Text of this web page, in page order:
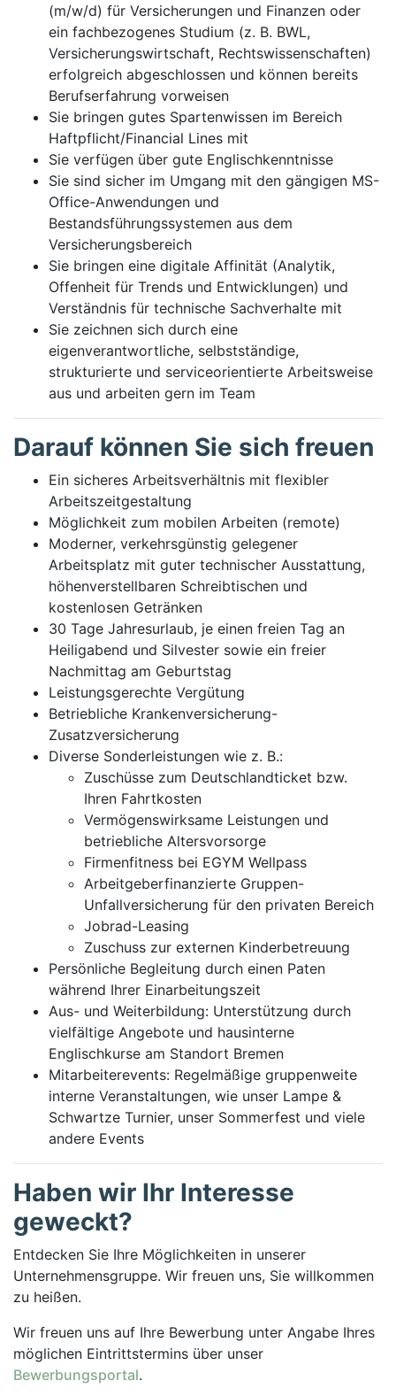
(m/w/d) für Versicherungen und Finanzen oder
ein fachbezogenes Studium (z. B. BWL,
Versicherungswirtschaft, Rechtswissenschaften)
erfolgreich abgeschlossen und können bereits
Berufserfahrung vorweisen
Sie bringen gutes Spartenwissen im Bereich
Haftpflicht/Financial Lines mit
Sie verfügen über gute Englischkenntnisse
Sie sind sicher im Umgang mit den gängigen MS-
Office-Anwendungen und
Bestandsführungssystemen aus dem
Versicherungsbereich
Sie bringen eine digitale Affinität (Analytik,
Offenheit für Trends und Entwicklungen) und
Verständnis für technische Sachverhalte mit
Sie zeichnen sich durch eine
eigenverantwortliche, selbstständige,
strukturierte und serviceorientierte Arbeitsweise
aus und arbeiten gern im Team
Darauf können Sie sich freuen
Ein sicheres Arbeitsverhältnis mit flexibler
Arbeitszeitgestaltung
Möglichkeit zum mobilen Arbeiten (remote)
Moderner, verkehrsgünstig gelegener
Arbeitsplatz mit guter technischer Ausstattung,
höhenverstellbaren Schreibtischen und
kostenlosen Getränken
30 Tage Jahresurlaub, je einen freien Tag an
Heiligabend und Silvester sowie ein freier
Nachmittag am Geburtstag
Leistungsgerechte Vergütung
Betriebliche Krankenversicherung-
Zusatzversicherung
Diverse Sonderleistungen wie z. B.:
Zuschüsse zum Deutschlandticket bzw.
Ihren Fahrtkosten
Vermögenswirksame Leistungen und
betriebliche Altersvorsorge
Firmenfitness bei EGYM Wellpass
Arbeitgeberfinanzierte Gruppen-
Unfallversicherung für den privaten Bereich
Jobrad-Leasing
Zuschuss zur externen Kinderbetreuung
Persönliche Begleitung durch einen Paten
während Ihrer Einarbeitungszeit
Aus- und Weiterbildung: Unterstützung durch
vielfältige Angebote und hausinterne
Englischkurse am Standort Bremen
Mitarbeiterevents: Regelmäßige gruppenweite
interne Veranstaltungen, wie unser Lampe &
Schwartze Turnier, unser Sommerfest und viele
andere Events
Haben wir Ihr Interesse
geweckt?
Entdecken Sie Ihre Möglichkeiten in unserer
Unternehmensgruppe. Wir freuen uns, Sie willkommen
zu heißen.
Wir freuen uns auf Ihre Bewerbung unter An­gabe Ihres
mög­lichen Eintritts­termins über unser
Bewerbungsportal.